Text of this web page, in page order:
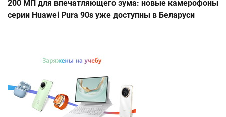
200 МП для впечатляющего зума: новые камерофоны
серии Huawei Pura 90s уже доступны в Беларуси